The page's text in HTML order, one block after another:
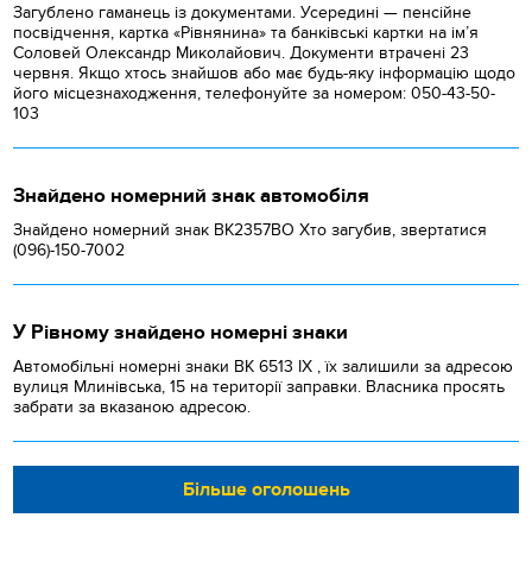
Загублено гаманець із документами. Усередині — пенсійне
посвідчення, картка «Рівнянина» та банківські картки на ім’я
Соловей Олександр Миколайович. Документи втрачені 23
червня. Якщо хтось знайшов або має будь-яку інформацію щодо
його місцезнаходження, телефонуйте за номером: 050-43-50-
103
Знайдено номерний знак автомобіля
Знайдено номерний знак ВК2357ВО Хто загубив, звертатися
(096)-150-7002
У Рівному знайдено номерні знаки
Автомобільні номерні знаки BK 6513 IX , їх залишили за адресою
вулиця Млинівська, 15 на території заправки. Власника просять
забрати за вказаною адресою.
Більше оголошень